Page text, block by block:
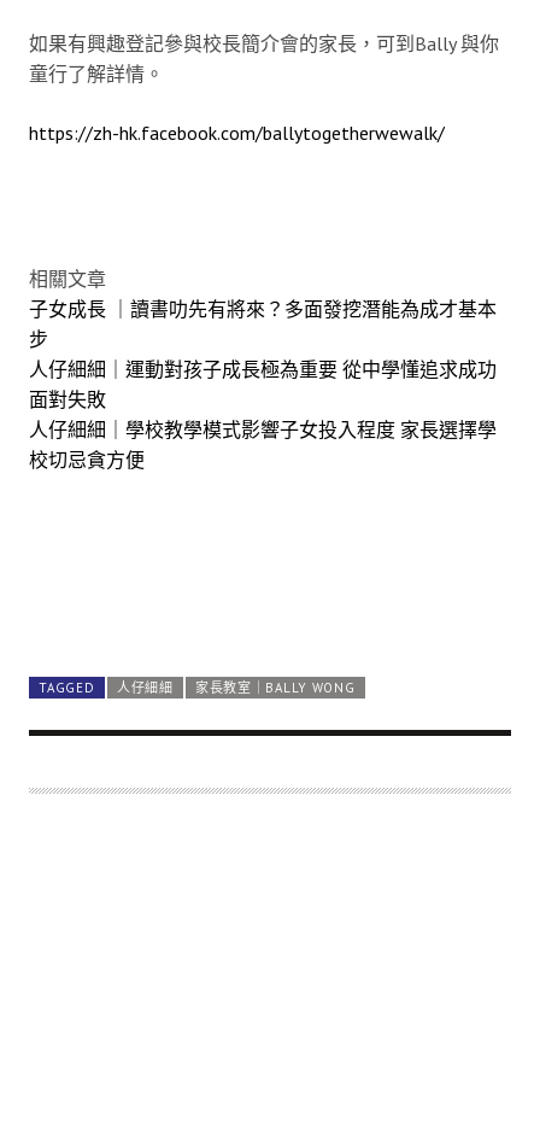
如果有興趣登記參與校長簡介會的家長，可到Bally 與你
童行了解詳情。
https://zh-hk.facebook.com/ballytogetherwewalk/
相關文章
子女成長 ｜讀書叻先有將來？多面發挖潛能為成才基本
步
人仔細細｜運動對孩子成長極為重要 從中學懂追求成功
面對失敗
人仔細細｜學校教學模式影響子女投入程度 家長選擇學
校切忌貪方便
TAGGED 人仔細細 家長教室｜BALLY WONG